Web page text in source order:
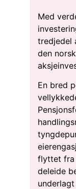
Med
tredjedel
den
En bred
flyttet fra
deleide